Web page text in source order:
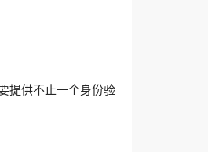
提供不止一个身份验